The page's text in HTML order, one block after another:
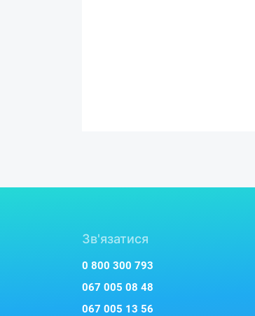
Зв'язатися
0 800 300 793
067 005 08 48
067 005 13 56